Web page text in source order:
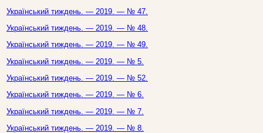
Український тиждень. — 2019. — № 47.
Український тиждень. — 2019. — № 48.
Український тиждень. — 2019. — № 49.
Український тиждень. — 2019. — № 5.
Український тиждень. — 2019. — № 52.
Український тиждень. — 2019. — № 6.
Український тиждень. — 2019. — № 7.
Український тиждень. — 2019. — № 8.